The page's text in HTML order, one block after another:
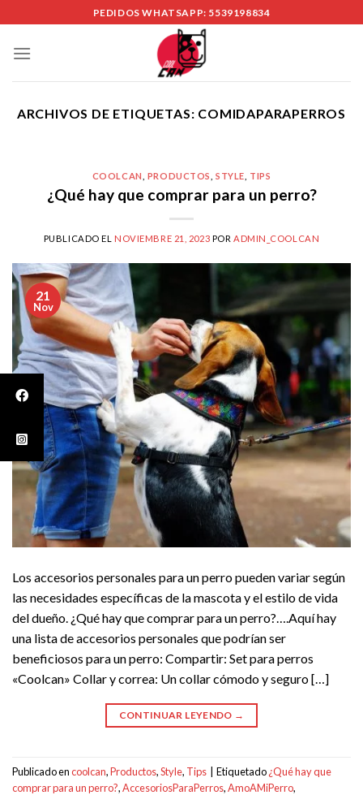
to
content
PEDIDOS WHATSAPP: 5539198834
ARCHIVOS DE ETIQUETAS: COMIDAPARAPERROS
COOLCAN PRODUCTOS ,STYLE TIPS
¿Qué hay que comprar para un perro?
PUBLICADO EL NOVIEMBRE 21, 2023 POR ADMIN_COOLCAN
21
Nov
Los accesorios personales para un perro pueden variar según
las necesidades específicas de la mascota y el estilo de vida
del dueño. ¿Qué hay que comprar para un perro?….Aquí hay
una lista de accesorios personales que podrían ser
beneficiosos para un perro: Compartir: Set para perros
«Coolcan» Collar y correa: Un collar cómodo y seguro […]
CONTINUAR LEYENDO →
Publicado encoolcan,Productos,Style, Tips | Etiquetado¿Qué hay que
comprar para un perro?,AccesoriosParaPerros,AmoAMiPerro,